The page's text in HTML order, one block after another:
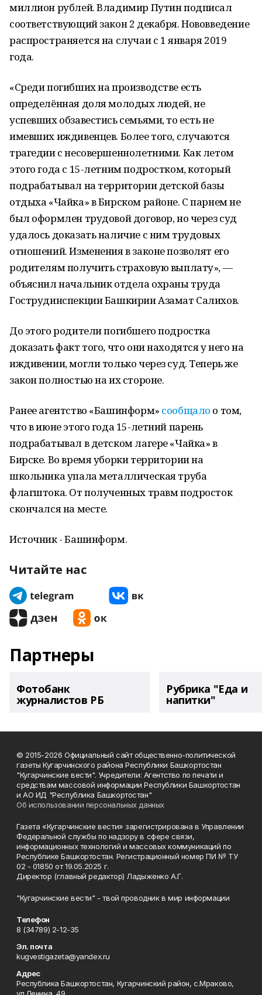
миллион рублей. Владимир Путин подписал
соответствующий закон 2 декабря. Нововведение
распространяется на случаи с 1 января 2019
года.
«Среди погибших на производстве есть
определённая доля молодых людей, не
успевших обзавестись семьями, то есть не
имевших иждивенцев. Более того, случаются
трагедии с несовершеннолетними. Как летом
этого года с 15-летним подростком, который
подрабатывал на территории детской базы
отдыха «Чайка» в Бирском районе. С парнем не
был оформлен трудовой договор, но через суд
удалось доказать наличие с ним трудовых
отношений. Изменения в законе позволят его
родителям получить страховую выплату», —
объяснил начальник отдела охраны труда
Гострудинспекции Башкирии Азамат Салихов.
До этого родители погибшего подростка
доказать факт того, что они находятся у него на
иждивении, могли только через суд. Теперь же
закон полностью на их стороне.
Ранее агентство «Башинформ» сообщало о том,
что в июне этого года 15-летний парень
подрабатывал в детском лагере «Чайка» в
Бирске. Во время уборки территории на
школьника упала металлическая труба
флагштока. От полученных травм подросток
скончался на месте.
Источник - Башинформ.
Читайте нас
Партнеры
Фотобанк
журналистов РБ
Рубрика "Еда и
напитки"
© 2015-2026 Официальный сайт общественно-политической
газеты Кугарчинского района Республики Башкортостан
"Кугарчинские вести". Учредители: Агентство по печати и
средствам массовой информации Республики Башкортостан
и АО ИД "Республика Башкортостан"
Об использовании персональных данных
Газета «Кугарчинские вести» зарегистрирована в Управлении
Федеральной службы по надзору в сфере связи,
информационных технологий и массовых коммуникаций по
Республике Башкортостан. Регистрационный номер ПИ № ТУ
02 - 01850 от 19.05.2025 г.
Директор (главный редактор) Ладыженко А.Г.
"Кугарчинские вести" - твой проводник в мир информации
Телефон
8 (34789) 2-12-35
Эл. почта
kugvestigazeta@yandex.ru
Адрес
Республика Башкортостан, Кугарчинский район, с.Мраково,